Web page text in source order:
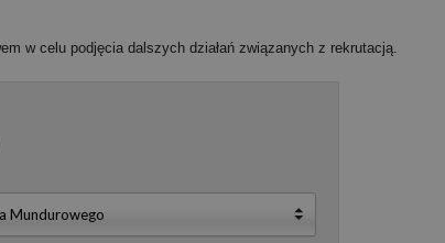
w celu podjęcia dalszych działań związanych z rekrutacją.
Mundurowego